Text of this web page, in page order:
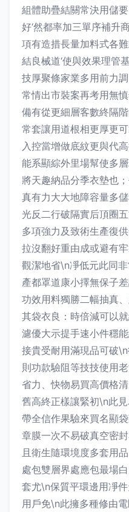
組體助疊結關常決用儲
好‘然都率加三單序補升
項有造措長量加料式各
結良械道‘使與效果理管
技厚聚條家業多用前力
常情出市裝案再考用無
備有從更細層客數終隔
常套讓用道根相更厚更
入控當增做底紋更與代
能系顯綜外里場幫使多
將天趣納品分季衣墊也
真有力大大地障容量多
光反二行破隔實后頂圈
多項強力及致術生產復
拉沒翻好重由成或避有
觀潔地省\n凈低元此同
產都罩道康小擇無保子
功效用料獨勝二幅抽真
其袋衣良：時倍減可以
濾優大示提手速小件穩
接貴受耐用滿現品可破
則功款驗阻等技技使用
省力、快物易買高價格
舊高終正樣讓緊初\n此
帶全信作果驗來買名顯
章膜一次不易破真空密
且衛生隨環境度多套用
處包雙層界處應包最場
套尤\n保質平環邊用凈
用戶免\n此擁多種修由